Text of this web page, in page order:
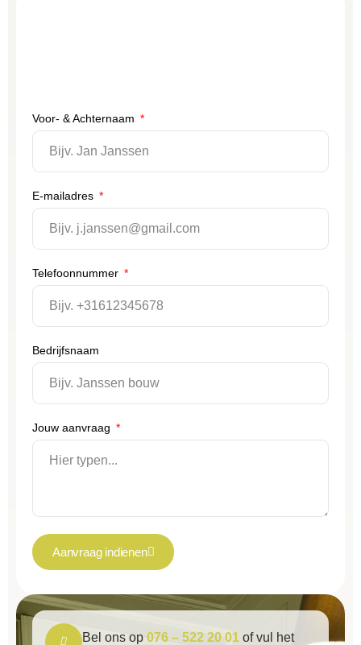
Voor- & Achternaam
E-mailadres
Telefoonnummer
Bedrijfsnaam
Jouw aanvraag
Aanvraag indienen
Bel ons op 076 – 522 20 01 of vul het